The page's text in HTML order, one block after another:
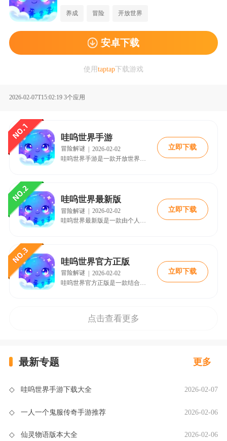
养成 冒险 开放世界
安卓下载
使用taptap下载游戏
2026-02-07T15:02:19 3个应用
哇呜世界手游
冒险解谜 | 2026-02-02
哇呜世界手游是一款开放世界捉宠冒险游戏。游戏以“200兆小内存大开放世界”为特点，构建了真正的圆球形无缝地图，实现了“起点即终点”的独特探索体验。
立即下载
哇呜世界最新版
冒险解谜
2026-02-02
哇呜世界最新版是一款由个人工作室研发的开放世界捉宠冒险手游。它以其独特的“球形”无缝大地图设计著称，实现了“起点即终点”的奇妙探索体验。
立即下载
哇呜世界官方正版
冒险解谜 | 2026-02-02
立即下载
点击查看更多
最新专题 更多
◇ 哇呜世界手游下载大全 2026-02-07
◇ 一人一个鬼服传奇手游推荐 2026-02-06
◇ 仙灵物语版本大全 2026-02-06